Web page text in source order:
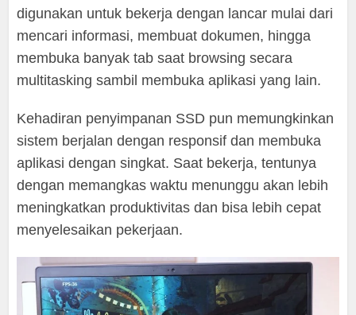
digunakan untuk bekerja dengan lancar mulai dari
mencari informasi, membuat dokumen, hingga
membuka banyak tab saat browsing secara
multitasking sambil membuka aplikasi yang lain.
Kehadiran penyimpanan SSD pun memungkinkan
sistem berjalan dengan responsif dan membuka
aplikasi dengan singkat. Saat bekerja, tentunya
dengan memangkas waktu menunggu akan lebih
meningkatkan produktivitas dan bisa lebih cepat
menyelesaikan pekerjaan.